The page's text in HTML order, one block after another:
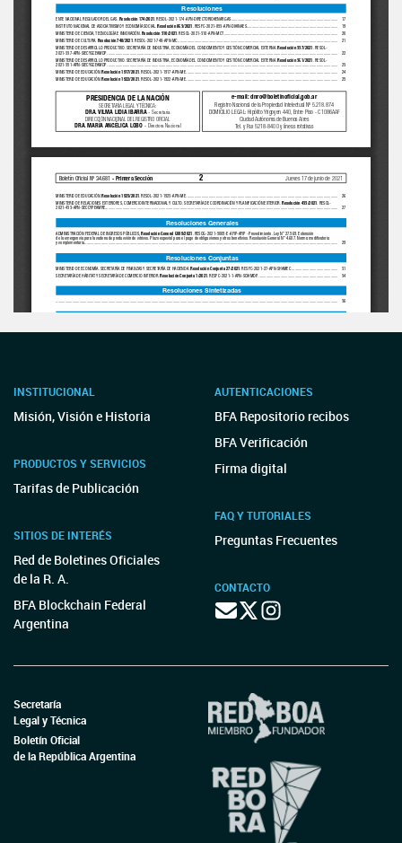
INSTITUCIONAL
Misión, Visión e Historia
PRODUCTOS Y SERVICIOS
Tarifas de Publicación
SITIOS DE INTERÉS
Red de Boletines Oficiales
de la R. A.
BFA Blockchain Federal
Argentina
AUTENTICACIONES
BFA Repositorio recibos
BFA Verificación
Firma digital
FAQ Y TUTORIALES
Preguntas Frecuentes
CONTACTO
Secretaría
Legal y Técnica
Boletín Oficial
de la República Argentina